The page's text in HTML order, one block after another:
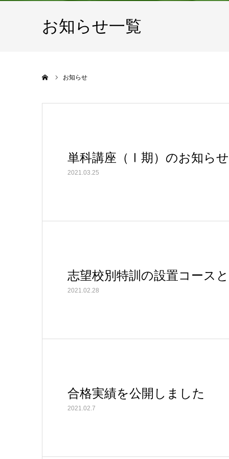
お知らせ一覧
お知らせ
単科講座（Ⅰ期）のお知
2021.03.25
志望校別特訓の設置コース
2021.02.28
合格実績を公開しました
2021.02.7